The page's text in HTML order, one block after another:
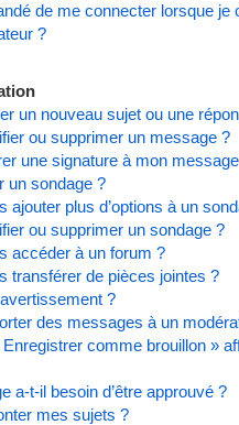
de me connecter lorsque
?
un nouveau sujet ou une
ou supprimer un message ?
une signature à mon
un sondage ?
ajouter plus d’options à un
ou supprimer un sondage ?
accéder à un forum ?
transférer de pièces jointes ?
?
des messages à un
comme brouillon »
a-t-il besoin d’être approuvé ?
mes sujets ?